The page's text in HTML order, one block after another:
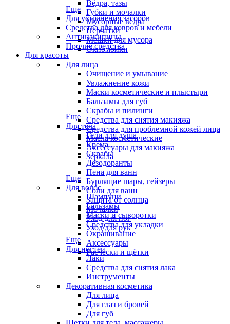
Вёдра, тазы
Губки и мочалки
Мусорные ведра
Перчатки
Мешки для мусора
Окномойки
Еще
Для устранения засоров
Средства для ковров и мебели
Антинакипины
Прочие средства
Для красоты
Для лица
Очищение и умывание
Увлажнение кожи
Маски косметические и плыстыри
Бальзамы для губ
Скрабы и пилинги
Средства для снятия макияжа
Средства для проблемной кожей лица
Масла косметические
Аксессуары для макияжа
Зеркала
Еще
Для тела
Гели для душа
Крема
Скрабы
Дезодоранты
Пена для ванн
Бурлящие шары, гейзеры
Соли для ванн
Защита от солнца
Мочалки
Уход для ног
Уход для рук
Еще
Для волос
Шампуни
Бальзамы
Маски и сыворотки
Средства для укладки
Окрашивание
Аксессуары
Расчёски и щётки
Еще
Для ногтей
Лаки
Средства для снятия лака
Инструменты
Декоративная косметика
Для лица
Для глаз и бровей
Для губ